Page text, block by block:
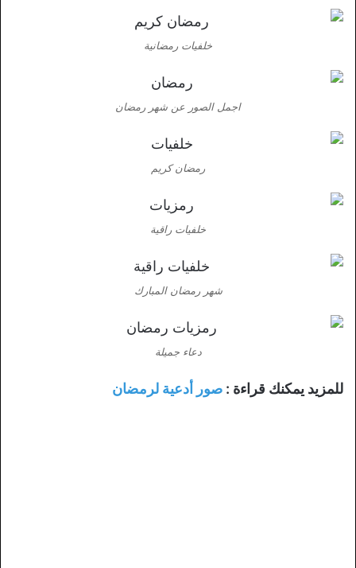
خلفيات رمضانية
اجمل الصور عن شهر رمضان
رمضان كريم
خلفيات راقية
شهر رمضان المبارك
دعاء جميلة
للمزيد يمكنك قراءة : صور أدعية لرمضان